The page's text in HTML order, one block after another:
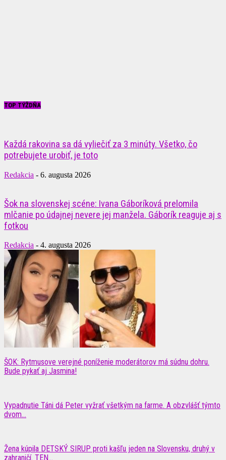
TOP TÝŽDŇA
Každá rakovina sa dá vyliečiť za 3 minúty. Všetko, čo
potrebujete urobiť, je toto
Redakcia - 6. augusta 2026
Šok na slovenskej scéne: Ivana Gáboríková prelomila
mlčanie po údajnej nevere jej manžela. Gáborík reaguje aj s
fotkou
Redakcia - 4. augusta 2026
ŠOK: Rytmusove verejné poníženie moderátorov má súdnu dohru.
Bude pykať aj Jasmina!
Vypadnutie Táni dá Peter vyžrať všetkým na farme. A obzvlášť týmto
dvom…
Žena kúpila DETSKÝ SIRUP proti kašľu jeden na Slovensku, druhý v
zahraničí. TEN...